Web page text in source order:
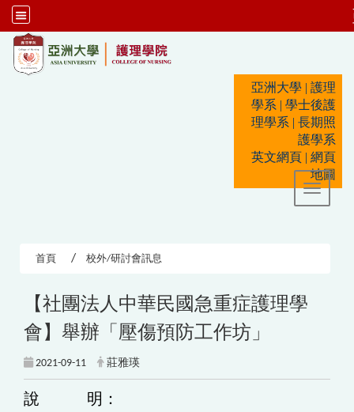
亞洲大學 | 護理
學系 | 學士後護
理學系 | 長期照
護學系
英文網頁 | 網頁
地圖
Toggle
首頁 校外/研討會訊息
【社團法人中華民國急重症護理學
會】舉辦「壓傷預防工作坊」
2021-09-11 莊雅瑛
說 明：